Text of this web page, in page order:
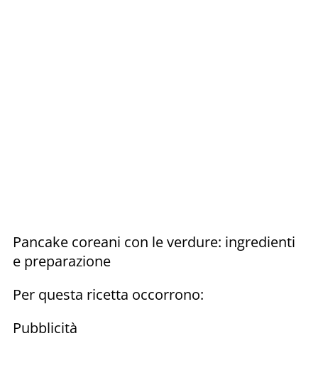
Pancake coreani con le verdure: ingredienti
e preparazione
Per questa ricetta occorrono:
Pubblicità